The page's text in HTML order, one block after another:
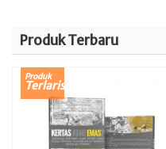
Produk Terbaru
Produk
Terlaris